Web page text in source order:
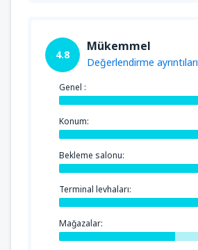
4.8
Mükemmel
Değerlendirme ayrıntıları
Genel :
Konum:
Bekleme salonu:
Terminal levhaları:
Mağazalar: